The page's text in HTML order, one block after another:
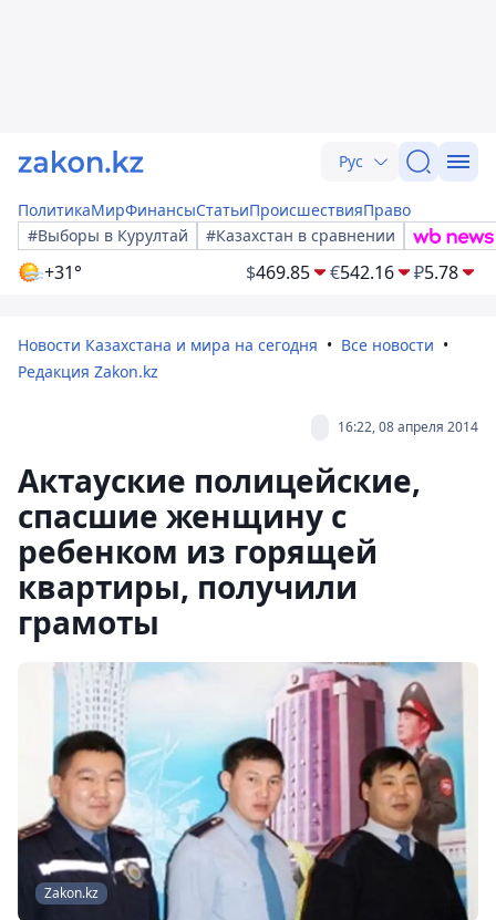
Рус
ПолитикаМирФинансыСтатьиПроисшествияПраво
#Выборы в Курултай
#Казахстан в сравнении
+31° $469.85 €542.16 ₽5.78
Новости Казахстана и мира на сегодня
Все новости
Редакция Zakon.kz
16:22, 08 апреля 2014
Актауские полицейские,
спасшие женщину с
ребенком из горящей
квартиры, получили
грамоты
Zakon.kz